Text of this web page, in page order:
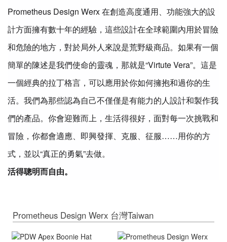
Prometheus Design Werx 在創造高度通用、功能強大的設
計方面擁有數十年的經驗，這些設計在全球範圍內用於冒險
和危險的地方，對於局外人來說是荒野級商品。如果有一個
簡單的陳述是我們使命的靈魂，那就是“Virtute Vera”。這是
一個經典的拉丁格言，可以應用於你如何擁抱和過你的生
活。我們為那些認為自己不僅僅是有能力的人設計和製作我
們的產品。你會迎難而上，生活得很好，面對每一次挑戰和
冒險，你都會適應、即興發揮、克服、征服……用你的方
式，並以“真正的勇氣”去做。
活得聰明而自由。
Prometheus Design Werx 台灣Taiwan